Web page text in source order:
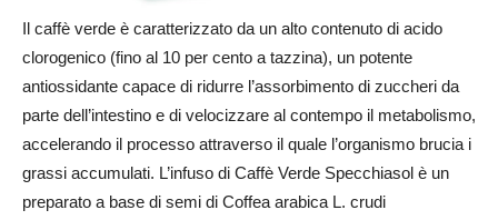
Il caffè verde è caratterizzato da un alto contenuto di acido
clorogenico (fino al 10 per cento a tazzina), un potente
antiossidante capace di ridurre l’assorbimento di zuccheri da
parte dell’intestino e di velocizzare al contempo il metabolismo,
accelerando il processo attraverso il quale l’organismo brucia i
grassi accumulati. L’infuso di Caffè Verde Specchiasol è un
preparato a base di semi di Coffea arabica L. crudi